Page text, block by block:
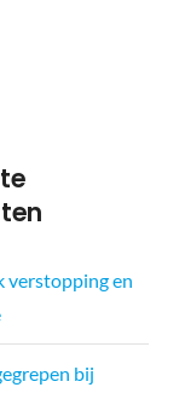
verstopping en
bij